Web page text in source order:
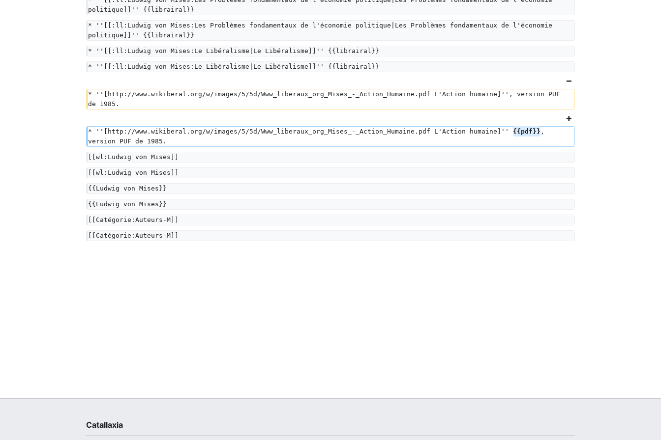
politique]]'' {{librairal}}
* ''[[:ll:Ludwig von Mises:Les Problèmes fondamentaux de l'économie politique|Les Problèmes fondamentaux de l'économie
politique]]'' {{librairal}}
* ''[[:ll:Ludwig von Mises:Le Libéralisme|Le Libéralisme]]'' {{librairal}}
* ''[[:ll:Ludwig von Mises:Le Libéralisme|Le Libéralisme]]'' {{librairal}}
* ''[http://www.wikiberal.org/w/images/5/5d/Www_liberaux_org_Mises_-_Action_Humaine.pdf L'Action humaine]'', version PUF
de 1985.
* ''[http://www.wikiberal.org/w/images/5/5d/Www_liberaux_org_Mises_-_Action_Humaine.pdf L'Action humaine]'' {{pdf}} ,
version PUF de 1985.
[[wl:Ludwig von Mises]]
[[wl:Ludwig von Mises]]
{{Ludwig von Mises}}
{{Ludwig von Mises}}
[[Catégorie:Auteurs-M]]
[[Catégorie:Auteurs-M]]
Catallaxia